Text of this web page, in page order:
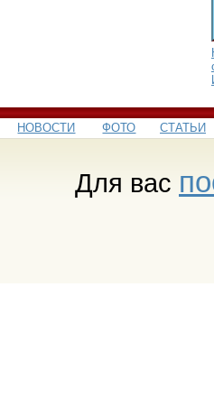
НОВОСТИ ФОТО СТАТЬИ
Для вас